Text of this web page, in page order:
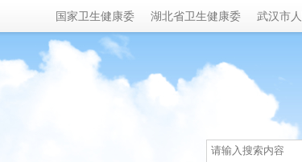
国家卫生健康委 湖北省卫生健康委 武汉市